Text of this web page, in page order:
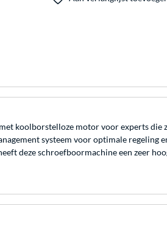
koolborstelloze motor voor experts die
systeem voor optimale regeling
deze schroefboormachine een zeer